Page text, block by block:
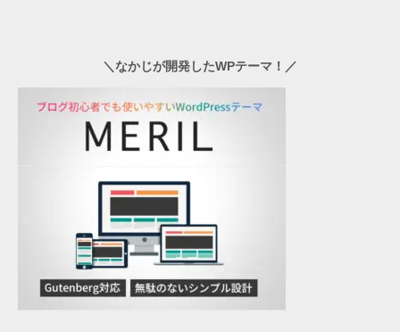
＼なかじが開発したWPテーマ！／